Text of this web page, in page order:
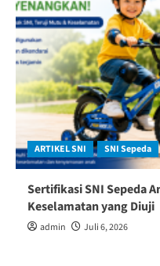
ARTIKEL SNI SNI Sepeda
Sertifikasi SNI Sepeda
Keselamatan yang Diuji
admin Juli 6, 2026